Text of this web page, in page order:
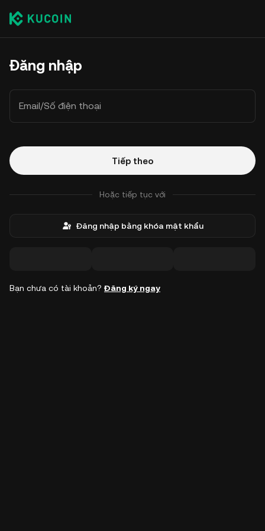
Đăng nhập
Email/Số điện thoại
Tiếp theo
Hoặc tiếp tục với
Đăng nhập bằng khóa mật khẩu
Bạn chưa có tài khoản? Đăng ký ngay